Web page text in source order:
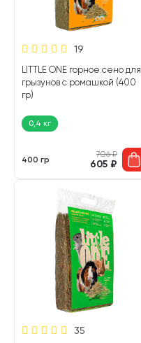
19
LITTLE ONE горное сено для
грызунов с ромашкой (400
гр)
0,4 кг
400 гр
706₽
605 ₽
35